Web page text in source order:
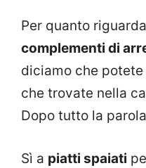
Per quanto
complementi di
diciamo che
che trovate nella
Dopo tutto la
Sì a piatti spaiati